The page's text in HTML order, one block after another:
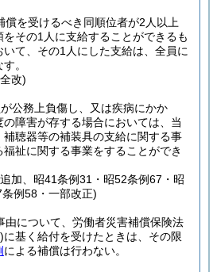
償を受けるべき同順位者が2人以上
その1人に支給することができるも
て、その1人にした支給は、全員に
。
改)
公務上負傷し、又は疾病にかか
の障害が存する場合においては、当
聴器等の補装具の支給に関する事
祉に関する事業をすることができ
加、昭41条例31・昭52条例67・昭
例58・一部改正)
由について、労働者災害補償保険法
に基く給付を受けたときは、その限
による補償は行わない。